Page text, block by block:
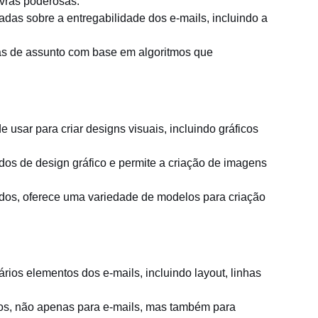
sobre a entregabilidade dos e-mails, incluindo a
de assunto com base em algoritmos que
usar para criar designs visuais, incluindo gráficos
de design gráfico e permite a criação de imagens
oferece uma variedade de modelos para criação
elementos dos e-mails, incluindo layout, linhas
não apenas para e-mails, mas também para